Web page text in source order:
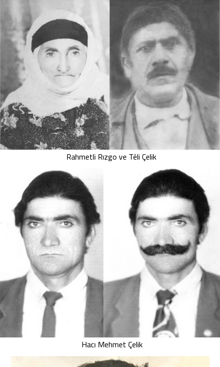
Rahmetli Rızgo ve Téli Çelik
Hacı Mehmet Çelik